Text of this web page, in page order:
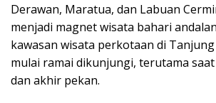
Derawan, Maratua, dan Labuan
menjadi magnet wisata bahari
kawasan wisata perkotaan di Tanjung
mulai ramai dikunjungi, terutama
dan akhir pekan.